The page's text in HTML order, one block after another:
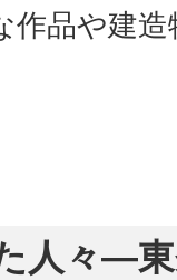
作品や建
人々―